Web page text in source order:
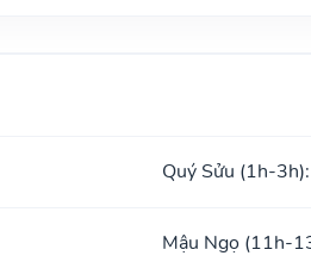
Quý Sửu (1h-
Mậu Ngọ (11h-